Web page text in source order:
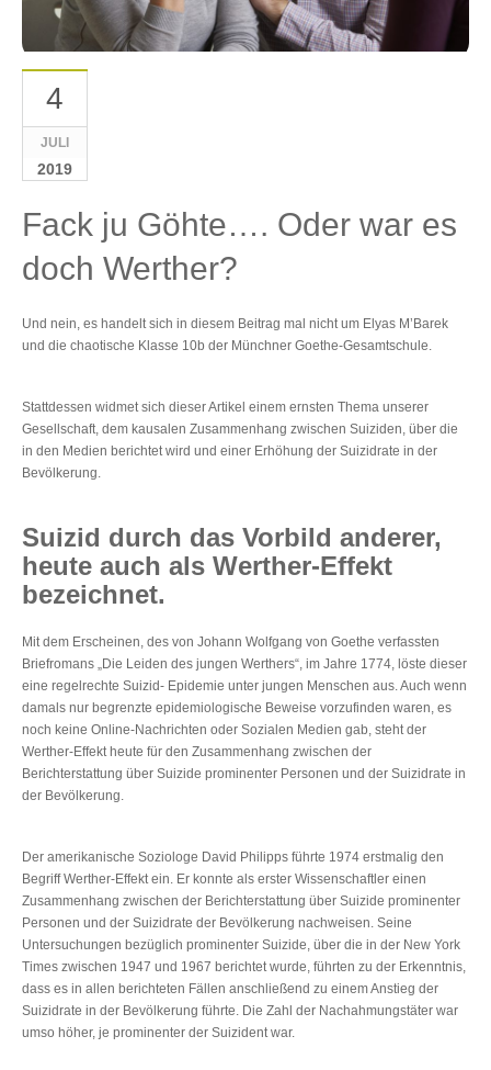
4
JULI
2019
Fack ju Göhte…. Oder war es
doch Werther?
Und nein, es handelt sich in diesem Beitrag mal nicht um Elyas M’Barek
und die chaotische Klasse 10b der Münchner Goethe-Gesamtschule.
Stattdessen widmet sich dieser Artikel einem ernsten Thema unserer
Gesellschaft, dem kausalen Zusammenhang zwischen Suiziden, über die
in den Medien berichtet wird und einer Erhöhung der Suizidrate in der
Bevölkerung.
Suizid durch das Vorbild anderer,
heute auch als Werther-Effekt
bezeichnet.
Mit dem Erscheinen, des von Johann Wolfgang von Goethe verfassten
Briefromans „Die Leiden des jungen Werthers“, im Jahre 1774, löste dieser
eine regelrechte Suizid- Epidemie unter jungen Menschen aus. Auch wenn
damals nur begrenzte epidemiologische Beweise vorzufinden waren, es
noch keine Online-Nachrichten oder Sozialen Medien gab, steht der
Werther-Effekt heute für den Zusammenhang zwischen der
Berichterstattung über Suizide prominenter Personen und der Suizidrate in
der Bevölkerung.
Der amerikanische Soziologe David Philipps führte 1974 erstmalig den
Begriff Werther-Effekt ein. Er konnte als erster Wissenschaftler einen
Zusammenhang zwischen der Berichterstattung über Suizide prominenter
Personen und der Suizidrate der Bevölkerung nachweisen. Seine
Untersuchungen bezüglich prominenter Suizide, über die in der New York
Times zwischen 1947 und 1967 berichtet wurde, führten zu der Erkenntnis,
dass es in allen berichteten Fällen anschließend zu einem Anstieg der
Suizidrate in der Bevölkerung führte. Die Zahl der Nachahmungstäter war
umso höher, je prominenter der Suizident war.